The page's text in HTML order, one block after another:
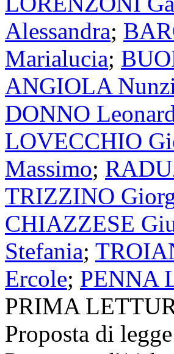
Alessandra;
Marialucia;
ANGIOLA
DONNO
LOVECCHIO
Massimo;
TRIZZINO
CHIAZZESE
Stefania;
Ercole; PENNA
PRIMA
Proposta di